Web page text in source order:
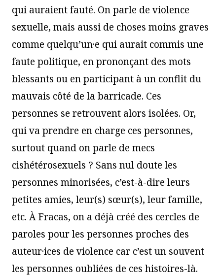
qui auraient fauté. On parle de violence
sexuelle, mais aussi de choses moins graves
comme quelqu’un·e qui aurait commis une
faute politique, en prononçant des mots
blessants ou en participant à un conflit du
mauvais côté de la barricade. Ces
personnes se retrouvent alors isolées. Or,
qui va prendre en charge ces personnes,
surtout quand on parle de mecs
cishétérosexuels ? Sans nul doute les
personnes minorisées, c’est-à-dire leurs
petites amies, leur(s) sœur(s), leur famille,
etc. À Fracas, on a déjà créé des cercles de
paroles pour les personnes proches des
auteur·ices de violence car c’est un souvent
les personnes oubliées de ces histoires-là.